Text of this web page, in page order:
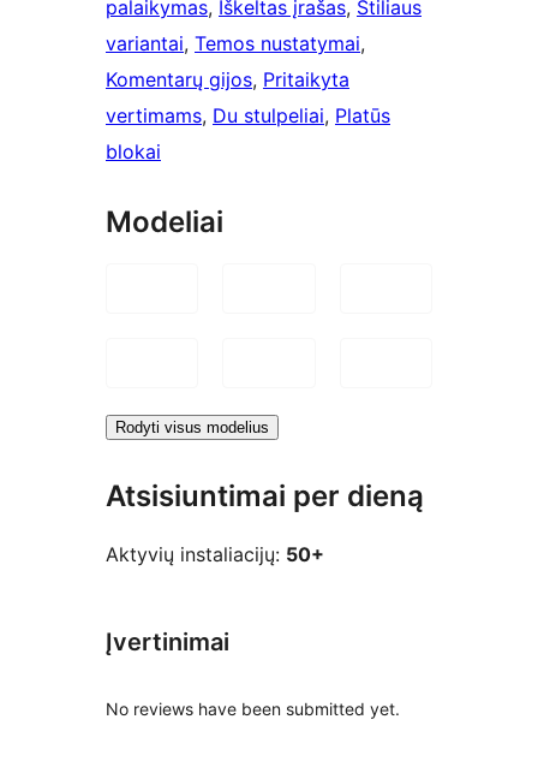
palaikymas, Iškeltas įrašas, Stiliaus
variantai, Temos nustatymai
Komentarų gijos, Pritaikyta
vertimams, Du stulpeliai, Platūs
blokai
Modeliai
Rodyti visus modelius
Atsisiuntimai per dieną
Aktyvių instaliacijų: 50+
Įvertinimai
No reviews have been submitted yet.